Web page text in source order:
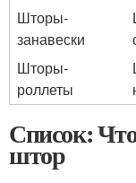
Шторы-
занавески
Шторы-
роллеты
Список:
штор